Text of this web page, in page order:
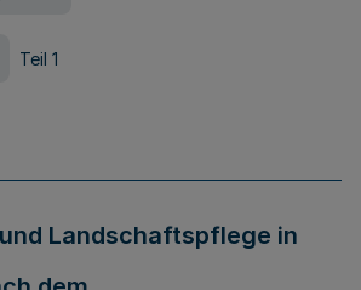
Teil 1
Landschaftspflege in